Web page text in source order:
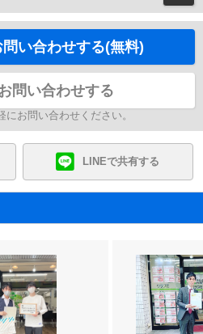
い合わせする(無料)
問い合わせする
お問い合わせください。
LINEで共有する